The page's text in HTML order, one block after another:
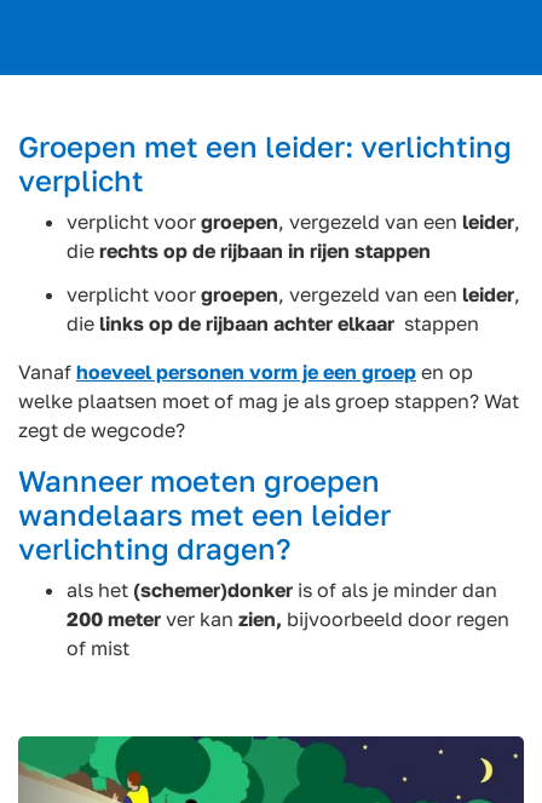
Groepen met een leider: verlichting
verplicht
verplicht voor groepen, vergezeld van een leider,
die rechts op de rijbaan in rijen stappen
verplicht voor groepen, vergezeld van een leider,
die links op de rijbaan achter elkaar stappen
Vanaf hoeveel personen vorm je een groep en op
welke plaatsen moet of mag je als groep stappen? Wat
zegt de wegcode?
Wanneer moeten groepen
wandelaars met een leider
verlichting dragen?
als het (schemer)donker is of als je minder dan
200 meter ver kan zien, bijvoorbeeld door regen
of mist